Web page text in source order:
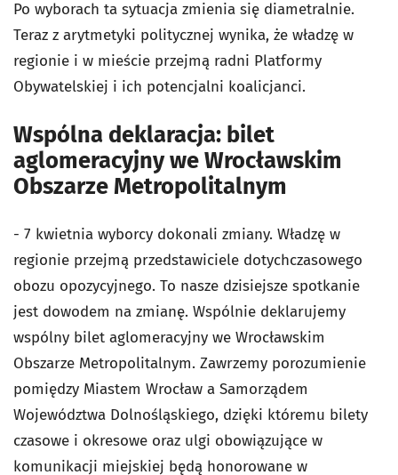
Po wyborach ta sytuacja zmienia się diametralnie.
Teraz z arytmetyki politycznej wynika, że władzę w
regionie i w mieście przejmą radni Platformy
Obywatelskiej i ich potencjalni koalicjanci.
Wspólna deklaracja: bilet
aglomeracyjny we Wrocławskim
Obszarze Metropolitalnym
- 7 kwietnia wyborcy dokonali zmiany. Władzę w
regionie przejmą przedstawiciele dotychczasowego
obozu opozycyjnego. To nasze dzisiejsze spotkanie
jest dowodem na zmianę. Wspólnie deklarujemy
wspólny bilet aglomeracyjny we Wrocławskim
Obszarze Metropolitalnym. Zawrzemy porozumienie
pomiędzy Miastem Wrocław a Samorządem
Województwa Dolnośląskiego, dzięki któremu bilety
czasowe i okresowe oraz ulgi obowiązujące w
komunikacji miejskiej będą honorowane w